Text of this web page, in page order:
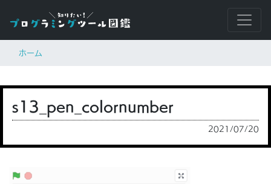
ホーム
s13_pen_colornumber
2021/07/20